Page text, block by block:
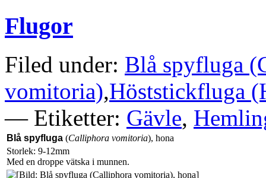
Flugor
Filed under: Blå spyfluga
vomitoria),Höststickfluga
— Etiketter: Gävle,
Blå spyfluga (Calliphora vomitoria), hona
Storlek: 9-12mm
Med en droppe vätska i munnen.